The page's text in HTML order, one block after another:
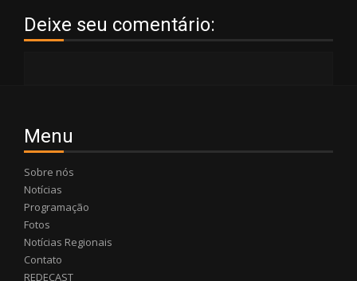
Deixe seu comentário:
Menu
Sobre nós
Notícias
Programação
Fotos
Notícias Regionais
Contato
REDECAST